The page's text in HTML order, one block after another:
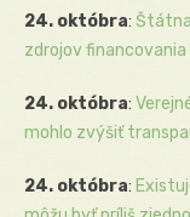
24. októbra:
zdrojov
24. októbra:
mohlo zvýšiť
24. októbra: